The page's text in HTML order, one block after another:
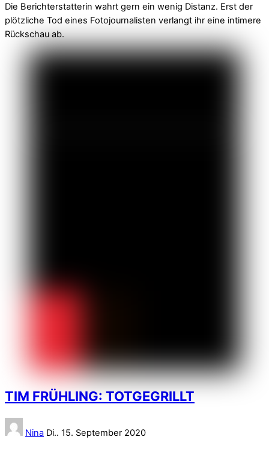
Die Berichterstatterin wahrt gern ein wenig Distanz. Erst der
plötzliche Tod eines Fotojournalisten verlangt ihr eine intimere
Rückschau ab.
TIM FRÜHLING: TOTGEGRILLT
Nina Di.. 15. September 2020